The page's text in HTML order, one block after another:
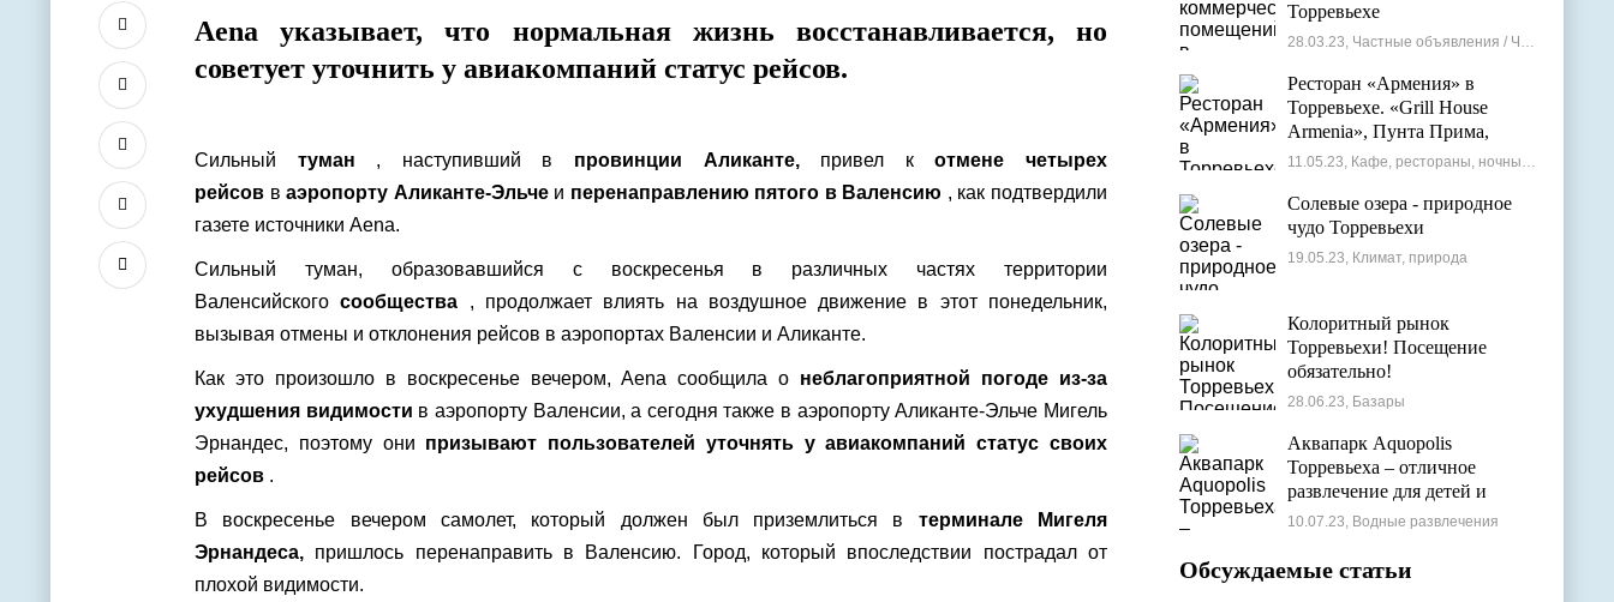
Aena указывает, что нормальная жизнь восстанавливается, но
советует уточнить у авиакомпаний статус рейсов.
Сильный туман , наступивший в провинции Аликанте,привел котмене четырех
рейсов ваэропорту Аликанте-Эльчеи перенаправлению пятого в Валенсию , как подтвердили
газете источники Aena.
Сильный туман, образовавшийся с воскресенья в различных частях территории
Валенсийскогосообщества , продолжает влиять на воздушное движение в этот понедельник,
вызывая отмены и отклонения рейсов в аэропортах Валенсии и Аликанте.
Как это произошло в воскресенье вечером, Aena сообщила о неблагоприятной погоде из-за
ухудшения видимости в аэропорту Валенсии, а сегодня также в аэропорту Аликанте-Эльче Мигель
Эрнандес, поэтому они призывают пользователей уточнять у авиакомпаний статус своих
рейсов .
В воскресенье вечером самолет, который должен был приземлиться в терминале Мигеля
Эрнандеса, пришлось перенаправить в Валенсию. Город, который впоследствии пострадал от
плохой видимости.
Торревьехе
28.03.23, Частные объявления / Частные мастера
Ресторан «Армения» в
Торревьехе. «Grill House
Armenia», Пунта Прима,
Испания
11.05.23, Кафе, рестораны, ночные клубы
Солевые озера - природное
чудо Торревьехи
19.05.23, Климат, природа
Колоритный рынок
Торревьехи! Посещение
обязательно!
28.06.23, Базары
Аквапарк Aquopolis
Торревьеха – отличное
развлечение для детей и
взрослых
10.07.23, Водные развлечения
Обсуждаемые статьи